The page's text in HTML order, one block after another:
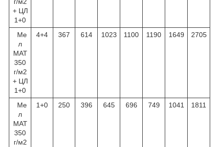
г/м2
+ ЦЛ
1+0
Ме
л
МАТ
350
г/м2
+ ЦЛ
1+0
4+4 367 614 1023 1100 1190 1649 2705
Ме
л
МАТ
350
г/м2
1+0 250 396 645 696 749 1041 1811